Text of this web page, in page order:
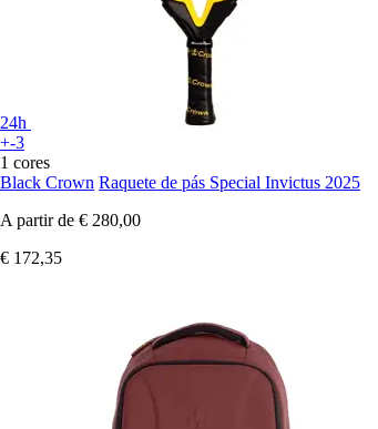
24h
+-3
1 cores
Black Crown Raquete de pás Special Invictus 2025
A partir de € 280,00
€ 172,35